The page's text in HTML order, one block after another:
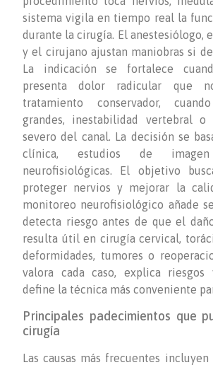
sistema vigila en tiempo real la
durante la cirugía. El anestesiólogo,
y el cirujano ajustan maniobras si
La indicación se fortalece
presenta dolor radicular que
tratamiento conservador,
grandes, inestabilidad vertebral o
severo del canal. La decisión se
clínica, estudios de
neurofisiológicas. El objetivo
proteger nervios y mejorar la
monitoreo neurofisiológico añade
detecta riesgo antes de que el
resulta útil en cirugía cervical,
deformidades, tumores o
valora cada caso, explica
define la técnica más conveniente
Principales padecimientos que
cirugía
Las causas más frecuentes